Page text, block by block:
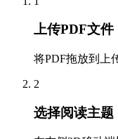
上传PDF文件
将PDF拖放到上
2
选择阅读主题